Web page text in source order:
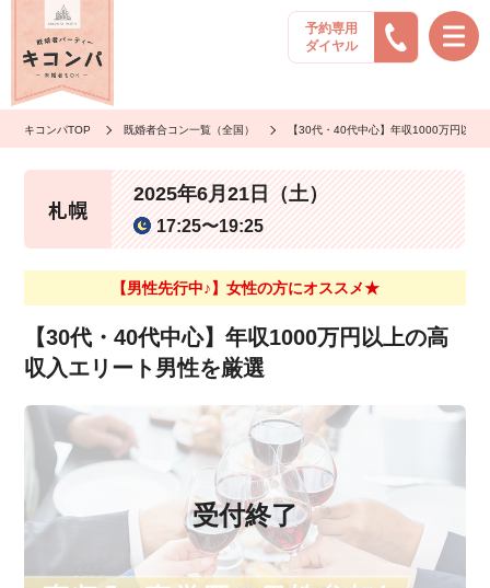
予約専用
ダイヤル
キコンパTOP 既婚者合コン一覧（全国） 【30代・40代中心】年収1000万円以上
札幌
2025年6月21日（土）
17:25〜19:25
【男性先行中♪】女性の方にオススメ★
【30代・40代中心】年収1000万円以上の高
収入エリート男性を厳選
受付終了